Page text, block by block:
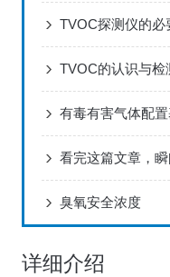
TVOC探测仪的必
TVOC的认识与检
有毒有害气体配置
看完这篇文章，
臭氧安全浓度
详细介绍